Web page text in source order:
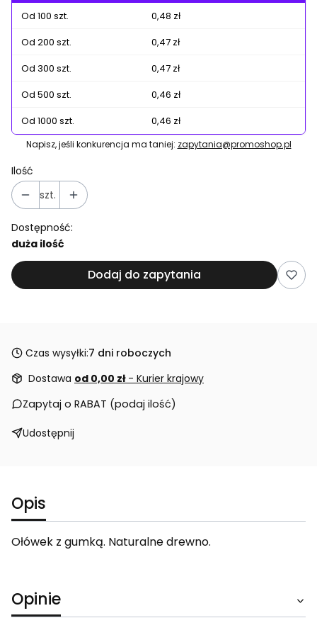
Od 100 szt.
0,48 zł
Od 200 szt.
0,47 zł
Od 300 szt.
0,47 zł
Od 500 szt.
0,46 zł
Od 1000 szt.
0,46 zł
Napisz, jeśli konkurencja ma taniej: zapytania@promoshop.pl
Ilość
szt.
Dostępność:
duża ilość
Dodaj do zapytania
Czas wysyłki:7 dni roboczych
Dostawa od 0,00 zł - Kurier krajowy
Zapytaj o RABAT (podaj ilość)
Udostępnij
Opis
Ołówek z gumką. Naturalne drewno.
Opinie